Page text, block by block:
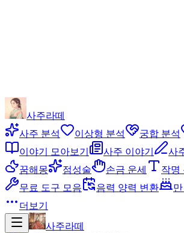
사주라떼
사주 분석
이상형 분석 궁합 분석
이야기 모아보기
사주 이야기 사
꿈해몽
점성술 손금 운세 작명
무료 도구 모음
음력 양력 변환
더보기
사주라떼